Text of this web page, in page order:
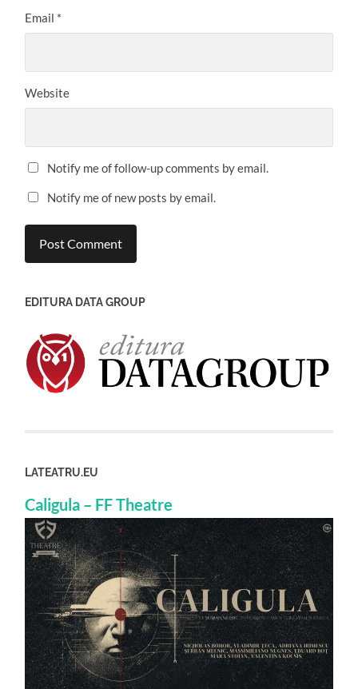
Email *
Website
Notify me of follow-up comments by email.
Notify me of new posts by email.
EDITURA DATA GROUP
LATEATRU.EU
Caligula – FF Theatre